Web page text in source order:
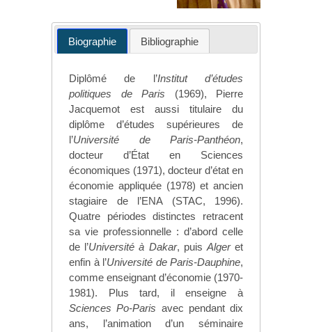
Biographie Bibliographie
Diplômé de l’Institut d’études
politiques de Paris (1969), Pierre
Jacquemot est aussi titulaire du
diplôme d’études supérieures de
l’Université de Paris-Panthéon,
docteur d’État en Sciences
économiques (1971), docteur d’état en
économie appliquée (1978) et ancien
stagiaire de l’ENA (STAC, 1996).
Quatre périodes distinctes retracent
sa vie professionnelle : d’abord celle
de l’Université à Dakar, puis Algeret
enfin à l’Université de Paris-Dauphine,
comme enseignant d’économie (1970-
1981). Plus tard, il enseigne à
Sciences Po-Paris avec pendant dix
ans, l’animation d’un séminaire